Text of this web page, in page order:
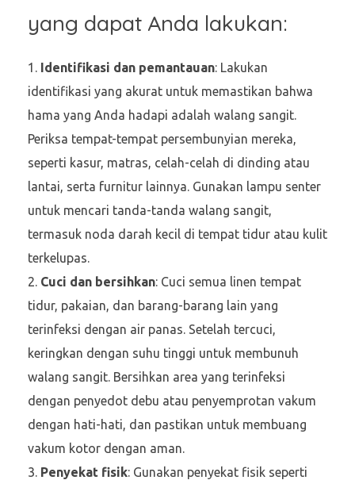
yang dapat Anda lakukan:
Identifikasi dan pemantauan: Lakukan
identifikasi yang akurat untuk memastikan bahwa
hama yang Anda hadapi adalah walang sangit.
Periksa tempat-tempat persembunyian mereka,
seperti kasur, matras, celah-celah di dinding atau
lantai, serta furnitur lainnya. Gunakan lampu senter
untuk mencari tanda-tanda walang sangit,
termasuk noda darah kecil di tempat tidur atau kulit
terkelupas.
Cuci dan bersihkan: Cuci semua linen tempat
tidur, pakaian, dan barang-barang lain yang
terinfeksi dengan air panas. Setelah tercuci,
keringkan dengan suhu tinggi untuk membunuh
walang sangit. Bersihkan area yang terinfeksi
dengan penyedot debu atau penyemprotan vakum
dengan hati-hati, dan pastikan untuk membuang
vakum kotor dengan aman.
Penyekat fisik: Gunakan penyekat fisik seperti